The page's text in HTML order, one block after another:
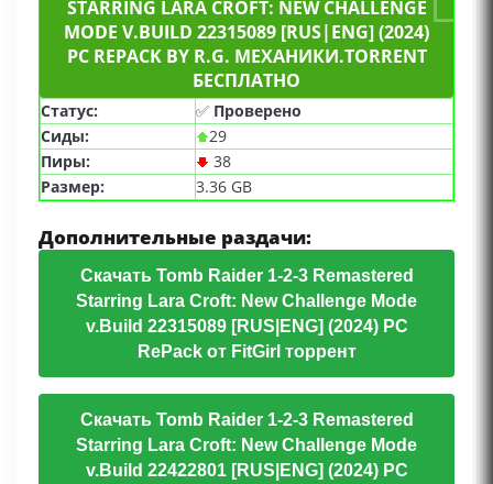
STARRING LARA CROFT: NEW CHALLENGE
MODE V.BUILD 22315089 [RUS|ENG] (2024)
PC REPACK BY R.G. МЕХАНИКИ.TORRENT
БЕСПЛАТНО
Статус: ✅ Проверено
Сиды:
29
Пиры:
38
Размер:
3.36 GB
Дополнительные раздачи:
Скачать Tomb Raider 1-2-3 Remastered
Starring Lara Croft: New Challenge Mode
v.Build 22315089 [RUS|ENG] (2024) PC
RePack от FitGirl торрент
Скачать Tomb Raider 1-2-3 Remastered
Starring Lara Croft: New Challenge Mode
v.Build 22422801 [RUS|ENG] (2024) PC